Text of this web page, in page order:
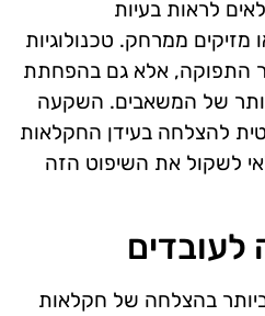
לראות בעיות
מזיקים ממרחק. טכנולוגיות
התפוקה, אלא גם בהפחתת
יותר של המשאבים. השקעה
להצלחה בעידן החקלאות
לשקול את השיפוט הזה
בהצלחה של חקלאות